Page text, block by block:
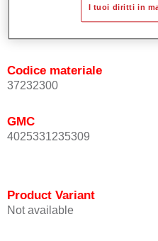
Product Variant
Codice materiale
37232300
GMC
4025331235309
Product Variant
Not available
I tuoi diritti in